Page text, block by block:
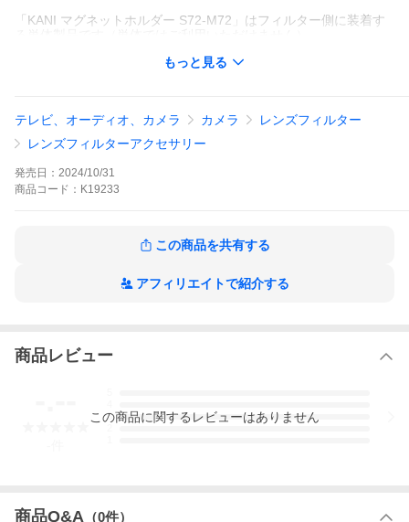
「KANI マグネットホルダー S72-M72」はフィルター側に装着す
アダプター）も必要となります。
【商品構成】
・Magnetic Filter Holder S72-M72（フィルター側）
【製品仕様】
・外形寸法: φ75mm, 厚み3mm
もっと見る
テレビ、オーディオ、カメラ カメラ
レンズフィルター
レンズフィルターアクセサリー
発売日： 2024/10/31
商品 コード： K19233
この商品を共有する
アフィリエイトで紹介する
商品レビュー
3
この商品に関するレビューはありません
商品Q&A （0件）